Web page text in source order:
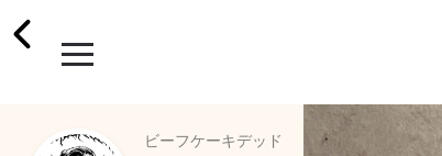
ビーフケーキデッド